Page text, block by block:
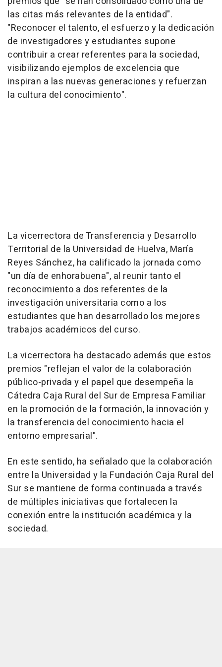
las citas más relevantes de la entidad".
"Reconocer el talento, el esfuerzo y la dedicación
de investigadores y estudiantes supone
contribuir a crear referentes para la sociedad,
visibilizando ejemplos de excelencia que
inspiran a las nuevas generaciones y refuerzan
la cultura del conocimiento".
La vicerrectora de Transferencia y Desarrollo
Territorial de la Universidad de Huelva, María
Reyes Sánchez, ha calificado la jornada como
"un día de enhorabuena", al reunir tanto el
reconocimiento a dos referentes de la
investigación universitaria como a los
estudiantes que han desarrollado los mejores
trabajos académicos del curso.
La vicerrectora ha destacado además que estos
premios "reflejan el valor de la colaboración
público-privada y el papel que desempeña la
Cátedra Caja Rural del Sur de Empresa Familiar
en la promoción de la formación, la innovación y
la transferencia del conocimiento hacia el
entorno empresarial".
En este sentido, ha señalado que la colaboración
entre la Universidad y la Fundación Caja Rural del
Sur se mantiene de forma continuada a través
de múltiples iniciativas que fortalecen la
conexión entre la institución académica y la
sociedad.